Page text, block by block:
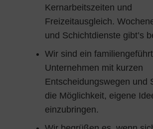
Kernarbeitszeiten und
Freizeitausgleich.
und Schichtdienste gibt’s
Wir sind ein
Unternehmen mit kurzen
Entscheidungswegen und
die Möglichkeit, eigene
einzubringen.